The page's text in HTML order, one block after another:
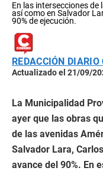
En las intersecciones de
así como en Salvador
90% de ejecución.
REDACCIÓN DIARIO
Actualizado el 21/09/
La Municipalidad
ayer que las obras
de las avenidas
Salvador Lara,
avance del 90%. En